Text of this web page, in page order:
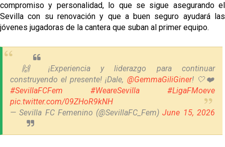
compromiso y personalidad, lo que se sigue asegurando el
Sevilla con su renovación y que a buen seguro ayudará las
jóvenes jugadoras de la cantera que suban al primer equipo.
🙌 ¡Experiencia y liderazgo para continuar
construyendo el presente! ¡Dale, @GemmaGiliGiner! 🤍❤️
#SevillaFCFem
#WeareSevilla
#LigaFMoeve
pic.twitter.com/09ZHoR9kNH
— Sevilla FC Femenino (@SevillaFC_Fem)June 15, 2026